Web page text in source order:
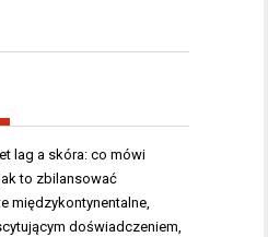
lag a skóra: co mówi
to zbilansować
międzykontynentalne,
doświadczeniem,